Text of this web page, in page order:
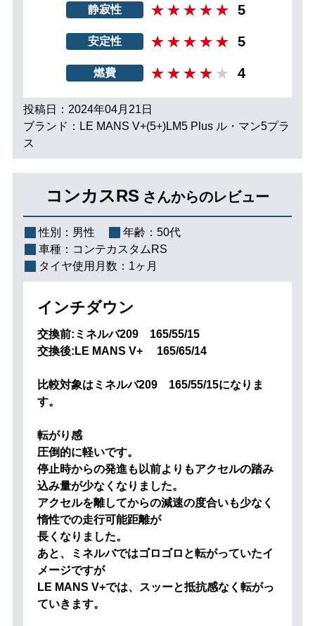
静寂性 5
安定性 5
燃費 4
投稿日：2024年04月21日
ブランド：LE MANS V+(5+)LM5 Plus ル・マン5プラ
ス
コンカスRS さんからのレビュー
性別： 男性 年齢： 50代
車種： コンテカスタムRS
タイヤ使用月数： 1ヶ月
インチダウン
交換前:ミネルバ209 165/55/15
交換後:LE MANS V+ 165/65/14
比較対象はミネルバ209 165/55/15になりま
す。
転がり感
圧倒的に軽いです。
停止時からの発進も以前よりもアクセルの踏み
込み量が少なくなりました。
アクセルを離してからの減速の度合いも少なく
惰性での走行可能距離が
長くなりました。
あと、ミネルバではゴロゴロと転がっていたイ
メージですが
LE MANS V+では、スッーと抵抗感なく転がっ
ていきます。